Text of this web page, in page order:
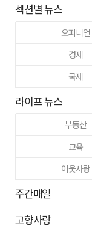
섹션별 뉴스
오피니언
경제
국제
라이프 뉴스
부동산
교육
이웃사랑
주간매일
고향사랑